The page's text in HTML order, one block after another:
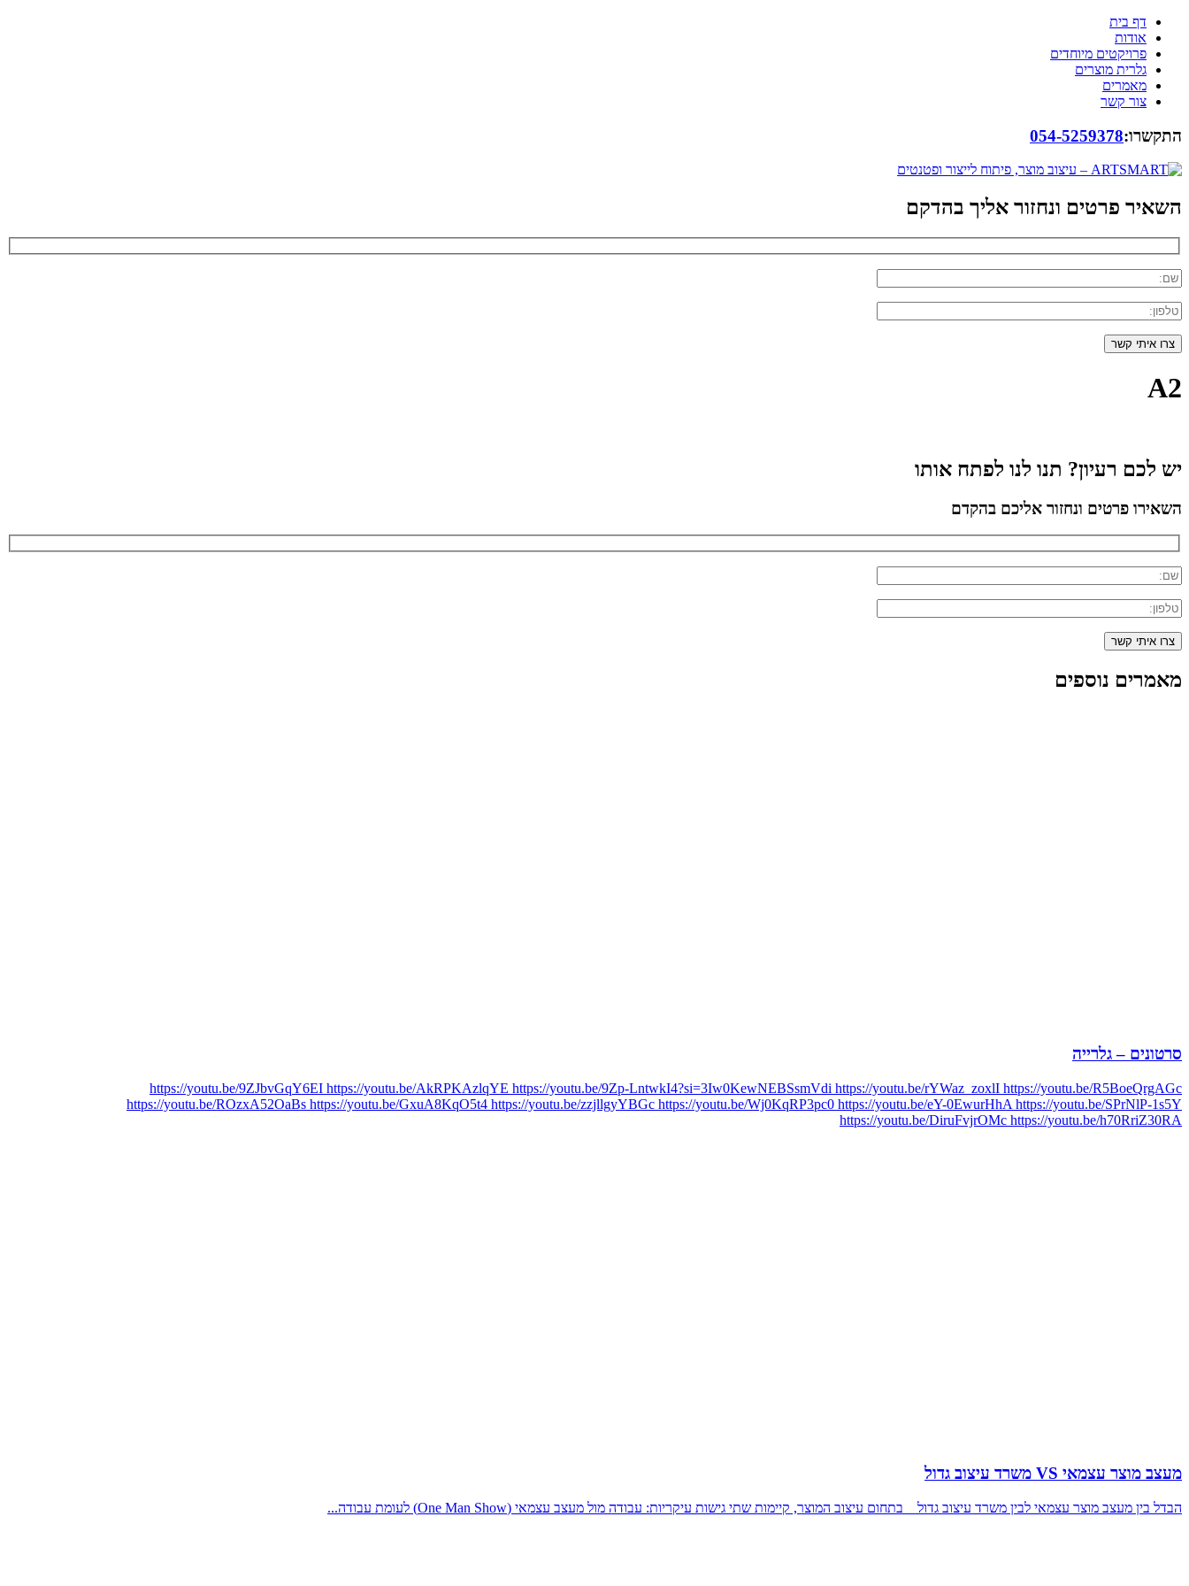
דף בית
אודות
פרויקטים מיוחדים
גלרית מוצרים
מאמרים
צור קשר
התקשרו:054-5259378
השאיר פרטים ונחזור אליך בהדקם
A2
יש לכם רעיון? תנו לנו לפתח אותו
השאירו פרטים ונחזור אליכם בהקדם
מאמרים נוספים
סרטונים – גלרייה
https://youtu.be/9ZJbvGqY6EI https://youtu.be/AkRPKAzlqYE https://youtu.be/9Zp-LntwkI4?si=3Iw0KewNEBSsmVdi https://youtu.be/rYWaz_zoxlI https://youtu.be/R5BoeQrgAGc
https://youtu.be/ROzxA52OaBs https://youtu.be/GxuA8KqO5t4 https://youtu.be/zzjllgyYBGc https://youtu.be/Wj0KqRP3pc0 https://youtu.be/eY-0EwurHhA https://youtu.be/SPrNlP-1s5Y
https://youtu.be/DiruFvjrOMc https://youtu.be/h70RriZ30RA
מעצב מוצר עצמאי VS משרד עיצוב גדול
הבדל בין מעצב מוצר עצמאי לבין משרד עיצוב גדול בתחום עיצוב המוצר, קיימות שתי גישות עיקריות: עבודה מול מעצב עצמאי (One Man Show) לעומת עבודה...